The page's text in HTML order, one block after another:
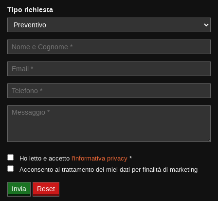
NEWS
Tipo richiesta
Ho letto e accetto l'informativa privacy *
Acconsento al trattamento dei miei dati per finalità di marketing
adottiamo
per
offrire
le
funzionalità
e
svolgere
le
attività
di
descritte.
maggiori
sull'utilità
e
sul
funzionamento